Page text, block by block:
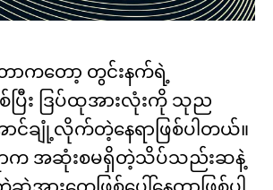
တာကတော့ တွင်းနက်ရဲ့
ြီး ဒြပ်ထုအားလုံးကို သုည
င်ချုံ့လိုက်တဲ့နေရာဖြစ်ပါတယ်။
ရာက အဆုံးစမရှိတဲ့သိပ်သည်းဆနဲ့